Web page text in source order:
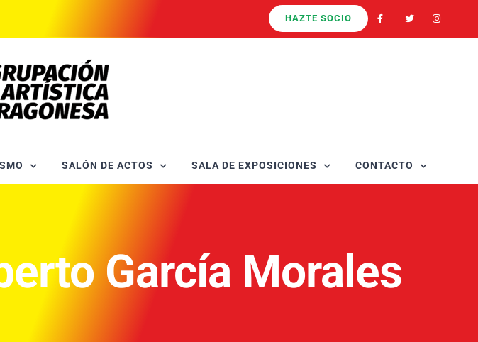
HAZTE SOCIO
SALÓN DE ACTOS SALA DE EXPOSICIONES CONTACTO
García Morales